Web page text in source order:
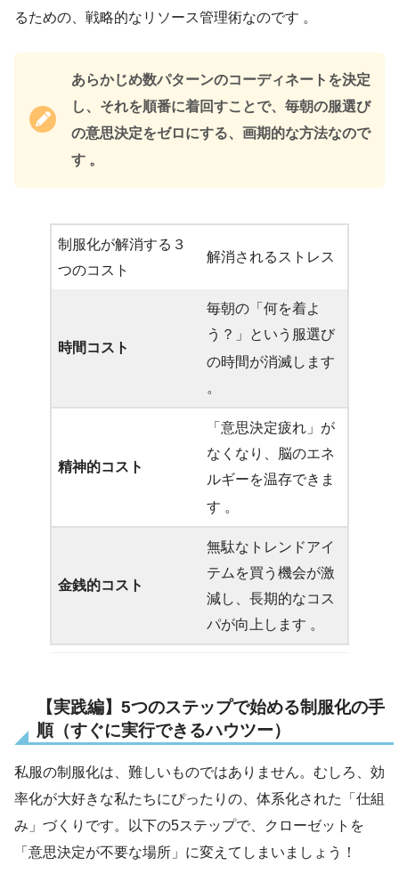
るための、戦略的なリソース管理術なのです 。
あらかじめ数パターンのコーディネートを決定
し、それを順番に着回すことで、毎朝の服選び
の意思決定をゼロにする、画期的な方法なので
す 。
制服化が解消する３
つのコスト
解消されるストレス
時間コスト
毎朝の「何を着よ
う？」という服選び
の時間が消滅します
。
精神的コスト
「意思決定疲れ」が
なくなり、脳のエネ
ルギーを温存できま
す 。
金銭的コスト
無駄なトレンドアイ
テムを買う機会が激
減し、長期的なコス
パが向上します 。
【実践編】5つのステップで始める制服化の手
順（すぐに実行できるハウツー）
私服の制服化は、難しいものではありません。むしろ、効
率化が大好きな私たちにぴったりの、体系化された「仕組
み」づくりです。以下の5ステップで、クローゼットを
「意思決定が不要な場所」に変えてしまいましょう！